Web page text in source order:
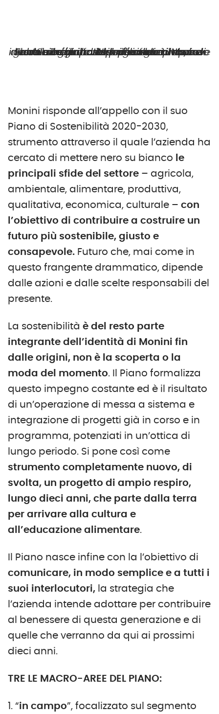
“
Se oggi dovessimo rifare tutto, cambieremmo ben poco di quel che abbiamo fatto ieri”
affermano Maria Flora e Zefferino. “Il presente ci impone invece una profonda riflessione: le nuove generazioni ci chiedono a gran voce di dare un contributo per rendere il mondo un posto migliore”.
Monini risponde all’appello con il suo
Piano di Sostenibilità 2020-2030,
strumento attraverso il quale l’azienda ha
cercato di mettere nero su bianco le
principali sfide del settore – agricola,
ambientale, alimentare, produttiva,
qualitativa, economica, culturale – con
l’obiettivo di contribuire a costruire un
futuro più sostenibile, giusto e
consapevole. Futuro che, mai come in
questo frangente drammatico, dipende
dalle azioni e dalle scelte responsabili del
presente.
La sostenibilità è del resto parte
integrante dell’identità di Monini fin
dalle origini, non è la scoperta o la
moda del momento. Il Piano formalizza
questo impegno costante ed è il risultato
di un’operazione di messa a sistema e
integrazione di progetti già in corso e in
programma, potenziati in un’ottica di
lungo periodo. Si pone così come
strumento completamente nuovo, di
svolta, un progetto di ampio respiro,
lungo dieci anni, che parte dalla terra
per arrivare alla cultura e
all’educazione alimentare.
Il Piano nasce infine con la l’obiettivo di
comunicare, in modo semplice e a tutti i
suoi interlocutori, la strategia che
l’azienda intende adottare per contribuire
al benessere di questa generazione e di
quelle che verranno da qui ai prossimi
dieci anni.
TRE LE MACRO-AREE DEL PIANO:
1. “in campo”, focalizzato sul segmento